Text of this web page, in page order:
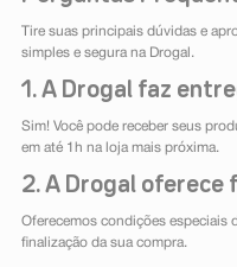
Tire suas principais dúvidas e
simples e segura na Drogal.
1. A Drogal faz
Sim! Você pode receber seus
em até 1h na loja mais próxima.
2. A Drogal
Oferecemos condições especiais
finalização da sua compra.